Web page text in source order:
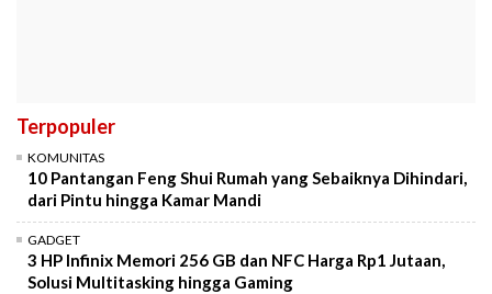
Terpopuler
KOMUNITAS
10 Pantangan Feng Shui Rumah yang Sebaiknya Dihindari,
dari Pintu hingga Kamar Mandi
GADGET
3 HP Infinix Memori 256 GB dan NFC Harga Rp1 Jutaan,
Solusi Multitasking hingga Gaming